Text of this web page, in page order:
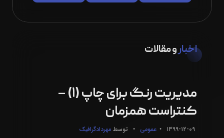
اخبارو مقالات
مدیریت رنگ برای چاپ (۱) –
کنتراست همزمان
۱۳۹۹-۱۲-۰۹ عمومی توسط مهردادگرافیک